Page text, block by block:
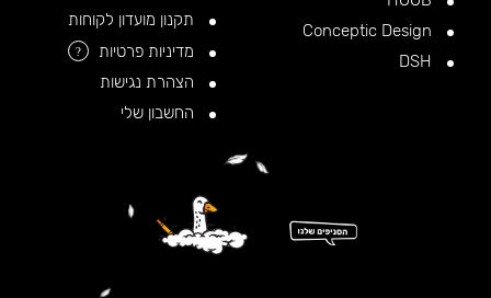
תקנון מועדון לקוחות
מדיניות פרטיות
?
הצהרת נגישות
החשבון שלי